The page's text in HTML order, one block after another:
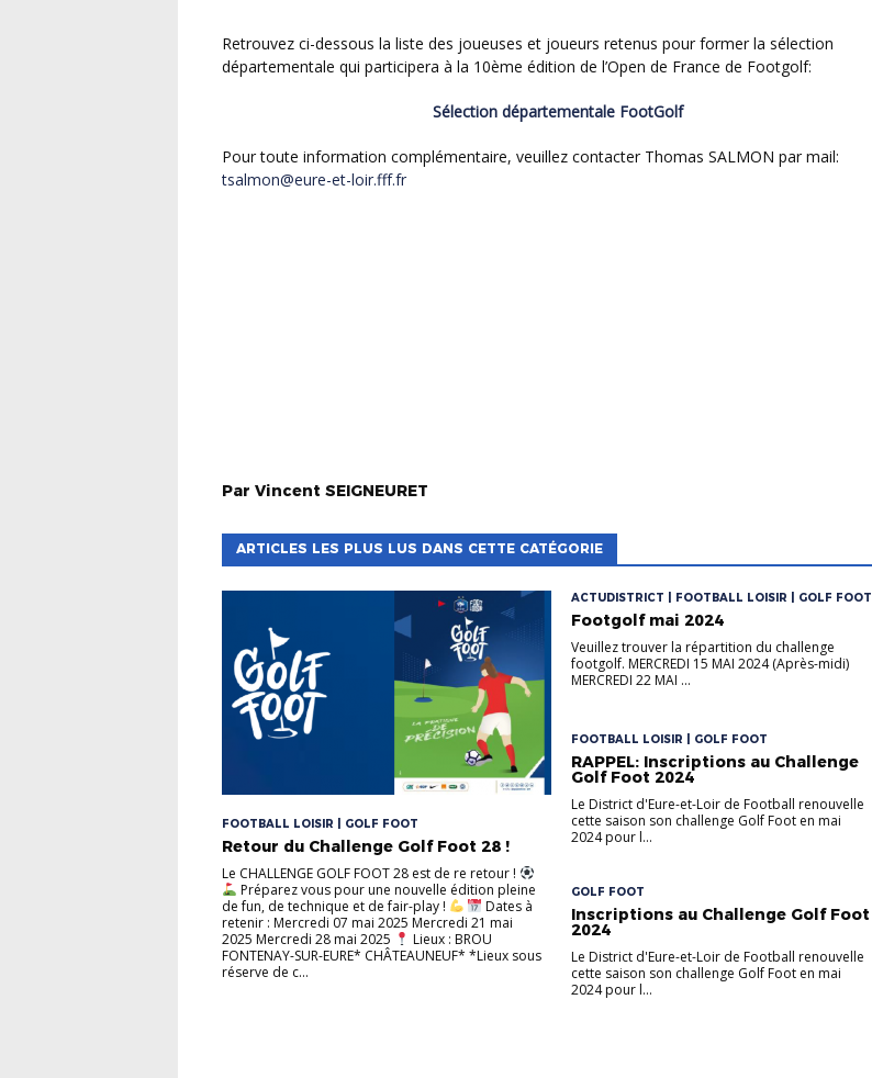
Retrouvez ci-dessous la liste des joueuses et joueurs retenus pour former la sélection
départementale qui participera à la 10ème édition de l’Open de France de Footgolf:
Sélection départementale FootGolf
Pour toute information complémentaire, veuillez contacter Thomas SALMON par mail:
tsalmon@eure-et-loir.fff.fr
Par Vincent SEIGNEURET
ARTICLES LES PLUS LUS DANS CETTE CATÉGORIE
FOOTBALL LOISIR | GOLF FOOT
Retour du Challenge Golf Foot 28 !
Le CHALLENGE GOLF FOOT 28 est de re retour !
Préparez vous pour une nouvelle édition pleine
de fun, de technique et de fair-play !
Dates à
retenir : Mercredi 07 mai 2025 Mercredi 21 mai
2025 Mercredi 28 mai 2025
Lieux : BROU
FONTENAY-SUR-EURE* CHÂTEAUNEUF* *Lieux sous
réserve de c...
ACTUDISTRICT | FOOTBALL LOISIR | GOLF FOOT
Footgolf mai 2024
Veuillez trouver la répartition du challenge
footgolf. MERCREDI 15 MAI 2024 (Après-midi)
MERCREDI 22 MAI ...
FOOTBALL LOISIR | GOLF FOOT
RAPPEL: Inscriptions au Challenge
Golf Foot 2024
Le District d'Eure-et-Loir de Football renouvelle
cette saison son challenge Golf Foot en mai
2024 pour l...
GOLF FOOT
Inscriptions au Challenge Golf Foot
2024
Le District d'Eure-et-Loir de Football renouvelle
cette saison son challenge Golf Foot en mai
2024 pour l...